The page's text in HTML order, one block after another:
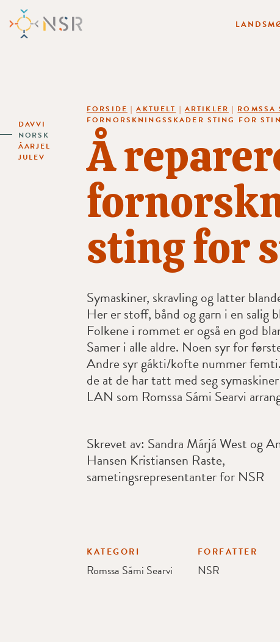
DAVVI
NORSK
ÅARJEL
JULEV
FORSIDE |AKTUELT | ARTIKLER | ROMSSA
FORNORSKNINGSSKADER STING FOR
Å
sting for
Symaskiner, skravling og latter
Her er stoff, bånd og garn i en salig
Folkene i rommet er også en god
Samer i alle aldre. Noen syr for
Andre syr gákti/kofte nummer
de at de har tatt med seg
LAN som Romssa Sámi Searvi
Skrevet av: Sandra Márjá West og
Hansen Kristiansen Raste,
sametingsrepresentanter for NSR
KATEGORI
Romssa Sámi Searvi
FORFATTER
NSR